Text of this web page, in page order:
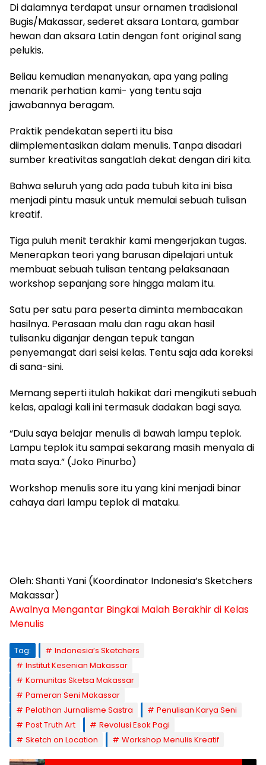
Di dalamnya terdapat unsur ornamen tradisional
Bugis/Makassar, sederet aksara Lontara, gambar
hewan dan aksara Latin dengan font original sang
pelukis.
Beliau kemudian menanyakan, apa yang paling
menarik perhatian kami- yang tentu saja
jawabannya beragam.
Praktik pendekatan seperti itu bisa
diimplementasikan dalam menulis. Tanpa disadari
sumber kreativitas sangatlah dekat dengan diri kita.
Bahwa seluruh yang ada pada tubuh kita ini bisa
menjadi pintu masuk untuk memulai sebuah tulisan
kreatif.
Tiga puluh menit terakhir kami mengerjakan tugas.
Menerapkan teori yang barusan dipelajari untuk
membuat sebuah tulisan tentang pelaksanaan
workshop sepanjang sore hingga malam itu.
Satu per satu para peserta diminta membacakan
hasilnya. Perasaan malu dan ragu akan hasil
tulisanku diganjar dengan tepuk tangan
penyemangat dari seisi kelas. Tentu saja ada koreksi
di sana-sini.
Memang seperti itulah hakikat dari mengikuti sebuah
kelas, apalagi kali ini termasuk dadakan bagi saya.
“Dulu saya belajar menulis di bawah lampu teplok.
Lampu teplok itu sampai sekarang masih menyala di
mata saya.” (Joko Pinurbo)
Workshop menulis sore itu yang kini menjadi binar
cahaya dari lampu teplok di mataku.
Oleh: Shanti Yani (Koordinator Indonesia’s Sketchers
Makassar)
Awalnya Mengantar Bingkai Malah Berakhir di Kelas
Menulis
Tag:
Indonesia’s Sketchers
Institut Kesenian Makassar
Komunitas Sketsa Makassar
Pameran Seni Makassar
Pelatihan Jurnalisme Sastra
Penulisan Karya Seni
Post Truth Art
Revolusi Esok Pagi
Sketch on Location
Workshop Menulis Kreatif